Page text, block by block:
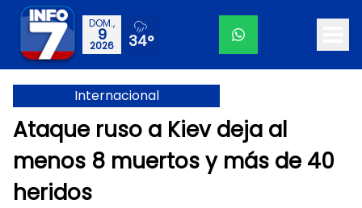
DOM.,
9
2026 34°
Internacional
Ataque ruso a Kiev deja al
menos 8 muertos y más de 40
heridos